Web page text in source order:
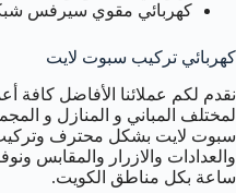
كهربائي مقوي سيرفس
كهربائي تركيب سبوت لايت
نقدم لكم عملائنا الأفاضل كافة
لمختلف المباني و المنازل و
سبوت لايت بشكل محترف وتركيب
ساعة بكل مناطق الكويت.